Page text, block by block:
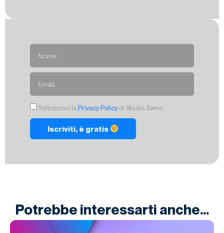
Sottoscrivo la Privacy Policy di Studio Samo.
Iscriviti, è gratis
Potrebbe interessarti anche...